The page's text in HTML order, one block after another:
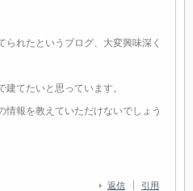
返信 引用
られたというブログ、大変興味深く
てたいと思っています。
情報を教えていただけないでしょう